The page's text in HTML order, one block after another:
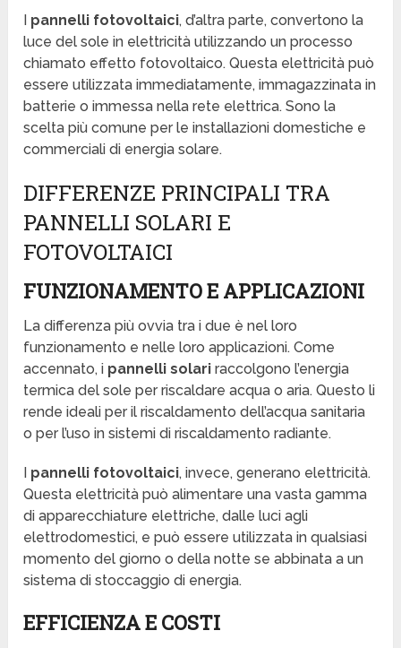
pannelli fotovoltaici, d’altra parte, convertono la
luce del sole in elettricità utilizzando un processo
chiamato effetto fotovoltaico. Questa elettricità può
essere utilizzata immediatamente, immagazzinata in
batterie o immessa nella rete elettrica. Sono la
scelta più comune per le installazioni domestiche e
commerciali di energia solare.
DIFFERENZE PRINCIPALI TRA
PANNELLI SOLARI E
FOTOVOLTAICI
FUNZIONAMENTO E APPLICAZIONI
La differenza più ovvia tra i due è nel loro
funzionamento e nelle loro applicazioni. Come
accennato, i pannelli solari raccolgono l’energia
termica del sole per riscaldare acqua o aria. Questo li
rende ideali per il riscaldamento dell’acqua sanitaria
o per l’uso in sistemi di riscaldamento radiante.
pannelli fotovoltaici, invece, generano elettricità.
Questa elettricità può alimentare una vasta gamma
di apparecchiature elettriche, dalle luci agli
elettrodomestici, e può essere utilizzata in qualsiasi
momento del giorno o della notte se abbinata a un
sistema di stoccaggio di energia.
EFFICIENZA E COSTI